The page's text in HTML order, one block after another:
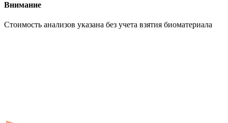
Внимание
Cтоимость анализов указана без учета взятия биоматериала